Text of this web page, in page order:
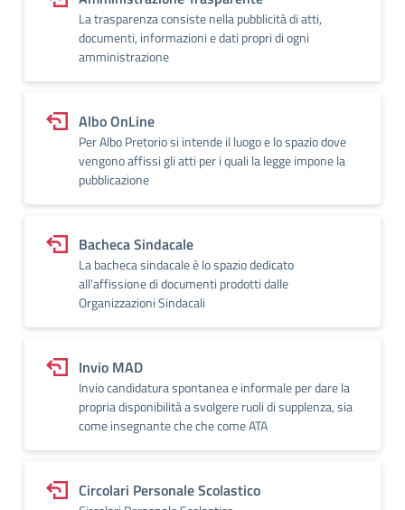
La trasparenza consiste nella pubblicità di atti,
documenti, informazioni e dati propri di ogni
amministrazione
Albo OnLine
Per Albo Pretorio si intende il luogo e lo spazio dove
vengono affissi gli atti per i quali la legge impone la
pubblicazione
Bacheca Sindacale
La bacheca sindacale è lo spazio dedicato
all’affissione di documenti prodotti dalle
Organizzazioni Sindacali
Invio MAD
Invio candidatura spontanea e informale per dare la
propria disponibilità a svolgere ruoli di supplenza, sia
come insegnante che che come ATA
Circolari Personale Scolastico